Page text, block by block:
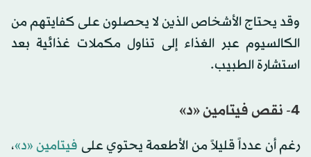
وقد يحتاج الأشخاص الذين لا يحصلون على كفايتهم من
الكالسيوم عبر الغذاء إلى تناول مكملات غذائية بعد
استشارة الطبيب.
4- نقص فيتامين «د»
رغم أن عدداً قليلاً من الأطعمة يحتوي على فيتامين «د»،